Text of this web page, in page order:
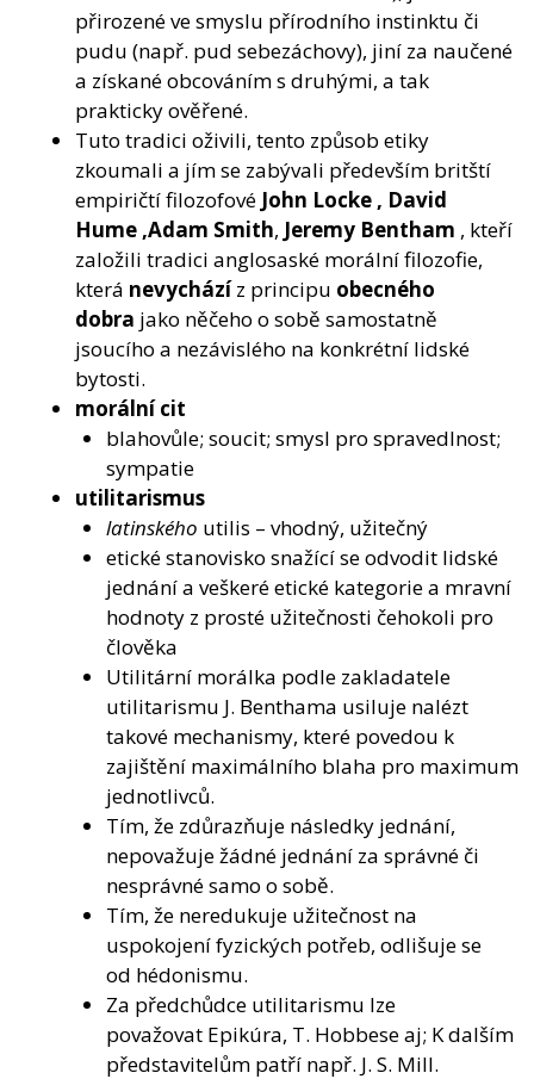
přirozené ve smyslu přírodního instinktu či
pudu (např. pud sebezáchovy), jiní za naučené
a získané obcováním s druhými, a tak
prakticky ověřené.
Tuto tradici oživili, tento způsob etiky
zkoumali a jím se zabývali především britští
empiričtí filozofové John Locke , David
Hume ,Adam Smith, Jeremy Bentham , kteří
založili tradici anglosaské morální filozofie,
která nevycházíz principu obecného
dobra jako něčeho o sobě samostatně
jsoucího a nezávislého na konkrétní lidské
bytosti.
morální cit
blahovůle; soucit; smysl pro spravedlnost;
sympatie
utilitarismus
latinského utilis – vhodný, užitečný
etické stanovisko snažící se odvodit lidské
jednání a veškeré etické kategorie a mravní
hodnoty z prosté užitečnosti čehokoli pro
člověka
Utilitární morálka podle zakladatele
utilitarismu J. Benthama usiluje nalézt
takové mechanismy, které povedou k
zajištění maximálního blaha pro maximum
jednotlivců.
Tím, že zdůrazňuje následky jednání,
nepovažuje žádné jednání za správné či
nesprávné samo o sobě.
Tím, že neredukuje užitečnost na
uspokojení fyzických potřeb, odlišuje se
od hédonismu.
Za předchůdce utilitarismu lze
považovat Epikúra, T. Hobbese aj; K dalším
představitelům patří např. J. S. Mill.